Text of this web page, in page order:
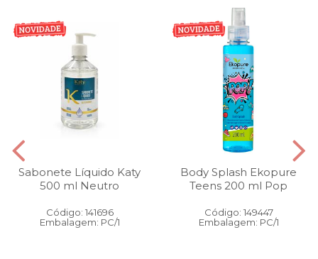
Sabonete Líquido Katy
500 ml Neutro
Código: 141696
Embalagem: PC/1
Body Splash Ekopure
Teens 200 ml Pop
Código: 149447
Embalagem: PC/1